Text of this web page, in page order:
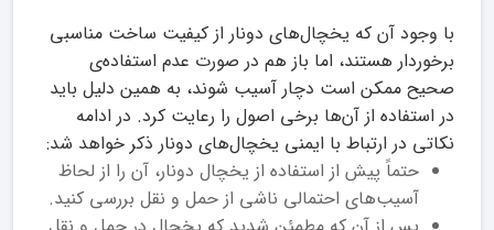
با وجود آن که یخچال‌های دونار از کیفیت ساخت مناسبی
برخوردار هستند، اما باز هم در صورت عدم استفاده‌ی
صحیح ممکن است دچار آسیب شوند، به همین دلیل باید
در استفاده از آن‌ها برخی اصول را رعایت کرد. در ادامه
نکاتی در ارتباط با ایمنی یخچال‌های دونار ذکر خواهد شد:
حتماً پیش از استفاده از یخچال دونار، آن را از لحاظ
آسیب‌های احتمالی ناشی از حمل و نقل بررسی کنید.